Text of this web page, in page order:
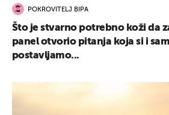
POKROVITELJ BIPA
Što je stvarno potrebno koži da
panel otvorio pitanja koja si i
postavljamo...